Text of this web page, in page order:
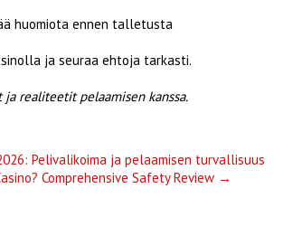
huomiota ennen talletusta
ja seuraa ehtoja tarkasti.
realiteetit pelaamisen kanssa.
Pelivalikoima ja pelaamisen turvallisuus
Comprehensive Safety Review →